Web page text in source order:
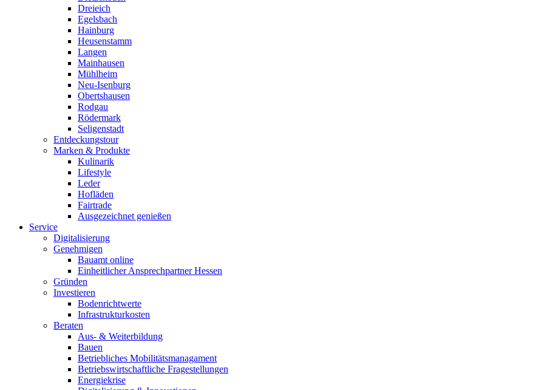
Dreieich
Egelsbach
Hainburg
Heusenstamm
Langen
Mainhausen
Mühlheim
Neu-Isenburg
Obertshausen
Rodgau
Rödermark
Seligenstadt
Entdeckungstour
Marken & Produkte
Kulinarik
Lifestyle
Leder
Hofläden
Fairtrade
Ausgezeichnet genießen
Service
Digitalisierung
Genehmigen
Bauamt online
Einheitlicher Ansprechpartner Hessen
Gründen
Investieren
Bodenrichtwerte
Infrastrukturkosten
Beraten
Aus- & Weiterbildung
Bauen
Betriebliches Mobilitätsmanagament
Betriebswirtschaftliche Fragestellungen
Energiekrise